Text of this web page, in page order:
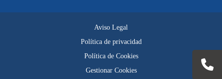
Aviso Legal
Política de privacidad
Política de Cookies
Gestionar Cookies